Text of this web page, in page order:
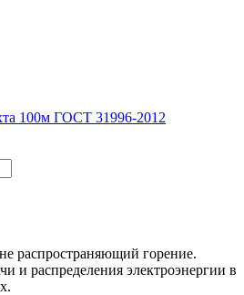
100м ГОСТ 31996-2012
распространяющий горение.
и распределения электроэнергии в